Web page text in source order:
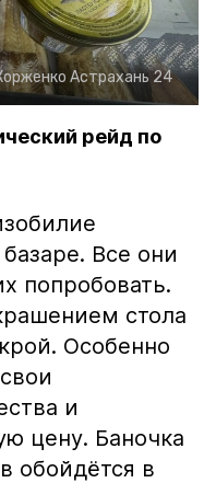
Астрахань 24
рейд по
Все они
попробовать.
стола
Особенно
и
цену. Баночка
обойдётся в